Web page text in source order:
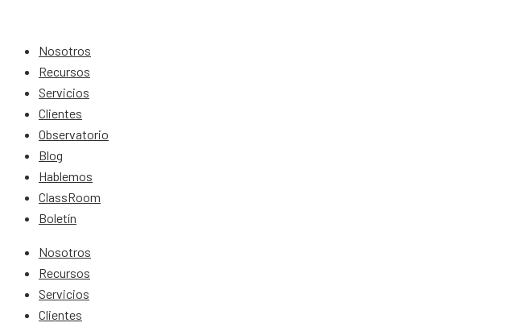
Nosotros
Recursos
Servicios
Clientes
Observatorio
Blog
Hablemos
ClassRoom
Boletín
Nosotros
Recursos
Servicios
Clientes